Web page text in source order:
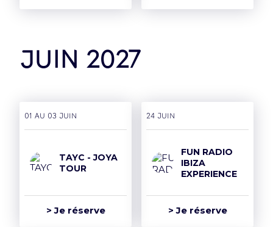
juin 2027
01 AU 03 juin
TAYC - JOYA
TOUR
> Je réserve
24 juin
FUN RADIO
IBIZA
EXPERIENCE
> Je réserve